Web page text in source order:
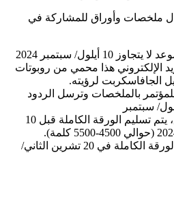
ملخصات وأوراق للمشاركة في
ترسل الملخصات في موعد لا يتجاوز 10 أيلول/ سبتمبر 2024
الإلكتروني هذا محمي من روبوتات
الجافاسكربت لرؤيته.
للمؤتمر بالملخصات وترسل الردود
في حال قبول الملخص، يتم تسليم الورقة الكاملة قبل 10
تردّ لجنة المؤتمر على الورقة الكاملة في 20 تشرين الثاني/